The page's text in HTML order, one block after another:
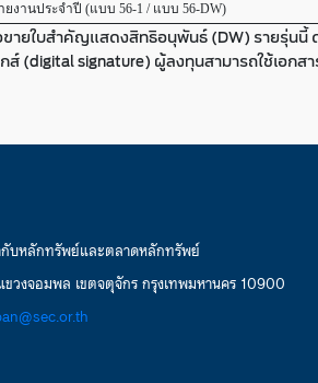
นประจำปี (แบบ 56-1 / แบบ 56-DW)
ยใบสำคัญแสดงสิทธิอนุพันธ์ (DW) รายรุ่นนี้
(digital signature) ผู้ลงทุนสามารถใช้เอกส
กับหลักทรัพย์และตลาดหลักทรัพย์
วงจอมพล เขตจตุจักร กรุงเทพมหานคร 10900